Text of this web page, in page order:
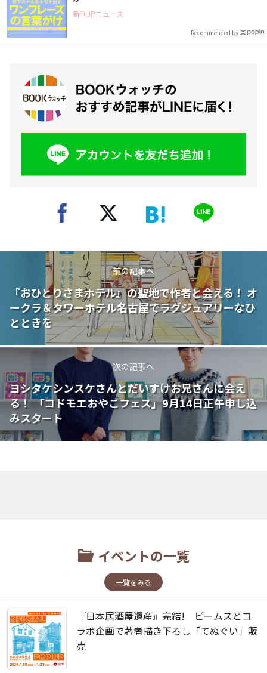
新刊JPニュース
Recommended by
前の記事へ
『おひとりさまホテル』の聖地で作者と会える！ オ
ークラ＆タワーホテル名古屋でラグジュアリーなひ
とときを
次の記事へ
ヨシタケシンスケさんとだいすけお兄さんに会え
る！ 「コドモエおやこフェス」9月14日正午申し込
みスタート
イベントの一覧
一覧をみる
『日本居酒屋遺産』完結! ビームスとコ
ラボ企画で著者描き下ろし「てぬぐい」販
売